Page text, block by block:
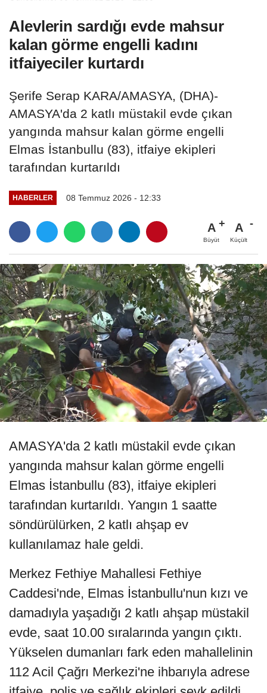
Alevlerin sardığı evde mahsur
kalan görme engelli kadını
itfaiyeciler kurtardı
Şerife Serap KARA/AMASYA, (DHA)-
AMASYA'da 2 katlı müstakil evde çıkan
yangında mahsur kalan görme engelli
Elmas İstanbullu (83), itfaiye ekipleri
tarafından kurtarıldı
HABERLER 08 Temmuz 2026 - 12:33
A
Büyüt
A
Küçült
AMASYA'da 2 katlı müstakil evde çıkan
yangında mahsur kalan görme engelli
Elmas İstanbullu (83), itfaiye ekipleri
tarafından kurtarıldı. Yangın 1 saatte
söndürülürken, 2 katlı ahşap ev
kullanılamaz hale geldi.
Merkez Fethiye Mahallesi Fethiye
Caddesi'nde, Elmas İstanbullu'nun kızı ve
damadıyla yaşadığı 2 katlı ahşap müstakil
evde, saat 10.00 sıralarında yangın çıktı.
Yükselen dumanları fark eden mahallelinin
112 Acil Çağrı Merkezi'ne ihbarıyla adrese